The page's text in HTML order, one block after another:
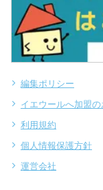
編集ポリシー
イエウールへ加盟
利用規約
個人情報保護方針
運営会社